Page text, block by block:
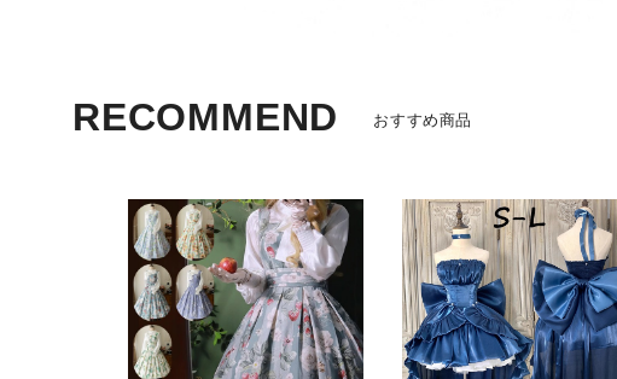
RECOMMEND おすすめ商品